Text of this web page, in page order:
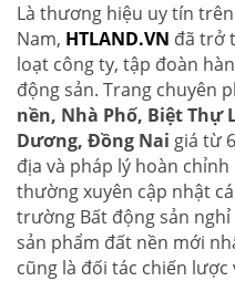
Là thương hiệu uy tín
Nam, HTLAND.VN đã trở
loạt công ty, tập đoàn
động sản. Trang chuyên
nền, Nhà Phố, Biệt Thự
Dương, Đồng Nai giá từ
địa và pháp lý hoàn chỉnh
thường xuyên cập nhật
trường Bất động sản
sản phẩm đất nền mới
cũng là đối tác chiến